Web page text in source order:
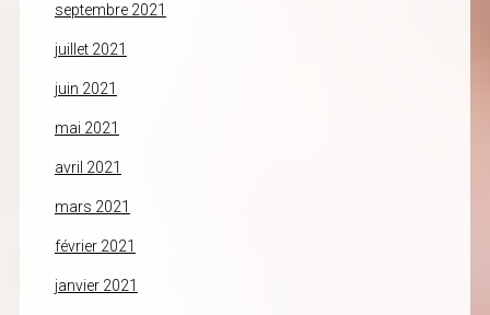
septembre 2021
juillet 2021
juin 2021
mai 2021
avril 2021
mars 2021
février 2021
janvier 2021